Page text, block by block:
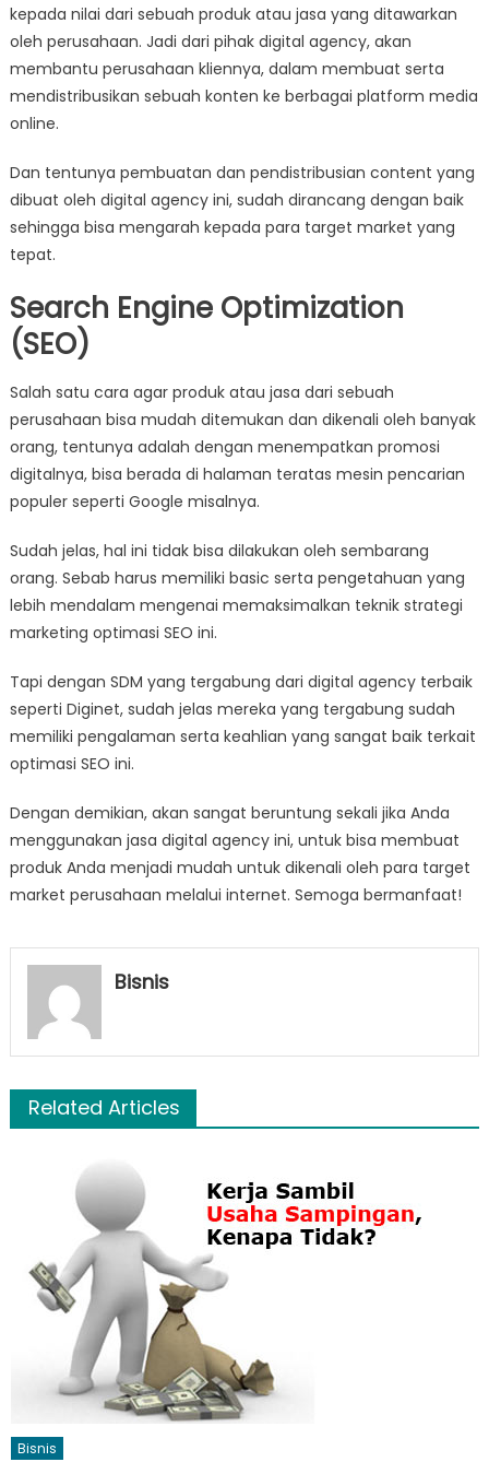
kepada nilai dari sebuah produk atau jasa yang ditawarkan
oleh perusahaan. Jadi dari pihak digital agency, akan
membantu perusahaan kliennya, dalam membuat serta
mendistribusikan sebuah konten ke berbagai platform media
online.
Dan tentunya pembuatan dan pendistribusian content yang
dibuat oleh digital agency ini, sudah dirancang dengan baik
sehingga bisa mengarah kepada para target market yang
tepat.
Search Engine Optimization
(SEO)
Salah satu cara agar produk atau jasa dari sebuah
perusahaan bisa mudah ditemukan dan dikenali oleh banyak
orang, tentunya adalah dengan menempatkan promosi
digitalnya, bisa berada di halaman teratas mesin pencarian
populer seperti Google misalnya.
Sudah jelas, hal ini tidak bisa dilakukan oleh sembarang
orang. Sebab harus memiliki basic serta pengetahuan yang
lebih mendalam mengenai memaksimalkan teknik strategi
marketing optimasi SEO ini.
Tapi dengan SDM yang tergabung dari digital agency terbaik
seperti Diginet, sudah jelas mereka yang tergabung sudah
memiliki pengalaman serta keahlian yang sangat baik terkait
optimasi SEO ini.
Dengan demikian, akan sangat beruntung sekali jika Anda
menggunakan jasa digital agency ini, untuk bisa membuat
produk Anda menjadi mudah untuk dikenali oleh para target
market perusahaan melalui internet. Semoga bermanfaat!
Bisnis
Related Articles
Bisnis